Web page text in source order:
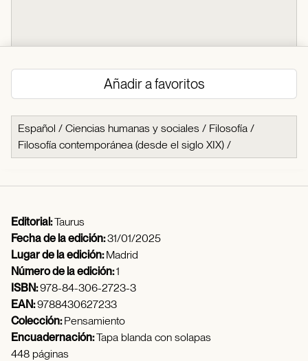
Añadir a favoritos
Español / Ciencias humanas y sociales / Filosofía /
Filosofía contemporánea (desde el siglo XIX) /
Editorial:Taurus
Fecha de la edición:31/01/2025
Lugar de la edición:Madrid
Número de la edición:1
ISBN:978-84-306-2723-3
EAN:9788430627233
Colección:Pensamiento
Encuadernación:Tapa blanda con solapas
448 páginas